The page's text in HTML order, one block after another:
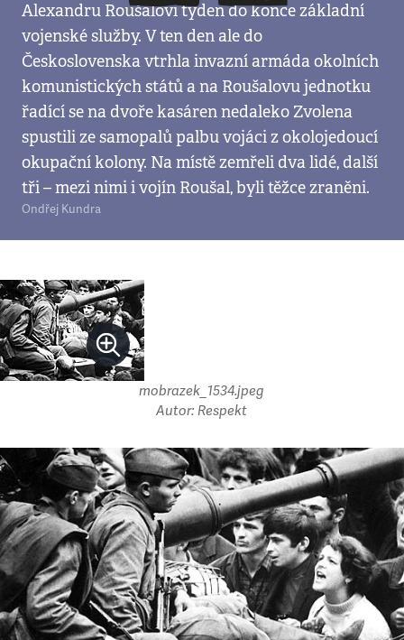
Alexandru Roušalovi týden do konce základní
vojenské služby. V ten den ale do
Československa vtrhla invazní armáda okolních
komunistických států a na Roušalovu jednotku
řadící se na dvoře kasáren nedaleko Zvolena
spustili ze samopalů palbu vojáci z okolojedoucí
okupační kolony. Na místě zemřeli dva lidé, další
tři – mezi nimi i vojín Roušal, byli těžce zraněni.
Ondřej Kundra
mobrazek_1534.jpeg
Autor: Respekt